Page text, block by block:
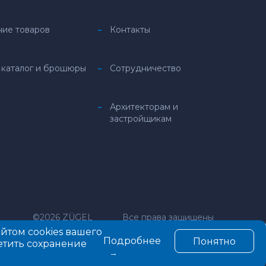
товаров
каталог и брошюры
Контакты
Сотрудничество
Архитекторам и
застройщикам
©2026 ZÜGEL
Все права защищены
cookies вашего
сохранение
Подробнее Понятно